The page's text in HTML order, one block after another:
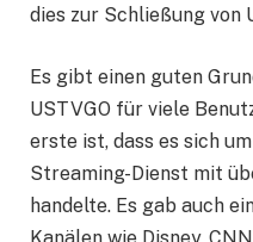
dies zur Schließung von
Es gibt einen guten
USTVGO für viele
erste ist, dass es sich
Streaming-Dienst mit
handelte. Es gab auch